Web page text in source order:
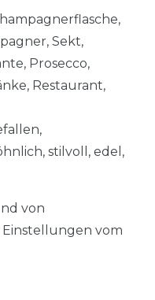
Sekt,
Prosecco,
Restaurant,
stilvoll, edel,
von
vom